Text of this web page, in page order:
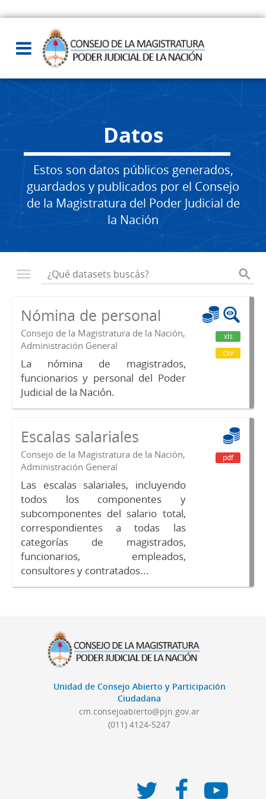
Datos
Estos son datos públicos generados,
guardados y publicados por el Consejo
de la Magistratura del Poder Judicial de
la Nación
Nómina de personal
Consejo de la Magistratura de la Nación,
Administración General
La nómina de magistrados,
funcionarios y personal del Poder
Judicial de la Nación.
xls
csv
Escalas salariales
Consejo de la Magistratura de la Nación,
Administración General
Las escalas salariales, incluyendo
todos los componentes y
subcomponentes del salario total,
correspondientes a todas las
categorías de magistrados,
funcionarios, empleados,
consultores y contratados...
pdf
Unidad de Consejo Abierto y Participación
Ciudadana
cm.consejoabierto@pjn.gov.ar
(011) 4124-5247